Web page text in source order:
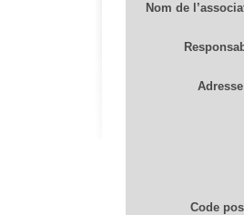
Nom de
Code